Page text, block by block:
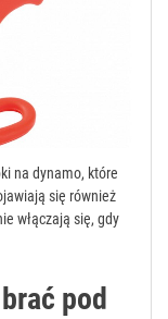
na dynamo, które
się również
włączają się, gdy
pod